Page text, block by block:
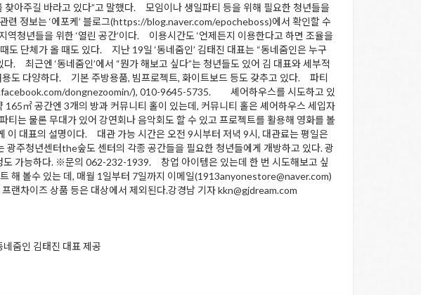
찾아주길 바라고 있다”고 말했다. 모임이나 생일파티 등을 위해 필요한 청년들을
정보는 ‘에포케’ 블로그(https://blog.naver.com/epocheboss)에서 확인할 수
년들을 위한 ‘열린 공간’이다. 이용시간도 ‘언제든지 이용한다고 하면 조율을
도 단체가 올 때도 있다. 지난 19일 ‘동네줌인’ 김태진 대표는 “동네줌인은 누구
. 최근엔 ‘동네줌인’에서 “뭔가 해보고 싶다”는 청년들도 있어 김 대표와 세부적
용도 다양하다. 기본 주방용품, 빔프로젝트, 화이트보드 등도 갖추고 있다. 파티
dongnezoomin/), 010-9645-5735. 셰어하우스를 시도하고 있
㎡ 공간엔 3개의 방과 커뮤니티 홀이 있는데, 커뮤니티 홀은 셰어하우스 세입자
는 물론 무대가 있어 강연회나 음악회도 할 수 있고 프로젝트를 활용해 영화를 볼
이 대표의 설명이다. 대관 가능 시간은 오전 9시부터 저녁 9시, 대관료는 평일은
청년센터the숲도 센터의 각종 공간들을 필요한 청년들에게 개방하고 있다. 광
가능하다. ※문의 062-232-1939. 창업 아이템은 있는데 한 번 시도해보고 싶
해 볼수 있는 데, 매월 1일부터 7일까지 이메일(1913anyonestore@naver.com)
랜차이즈 상품 등은 대상에서 제외된다.강경남 기자 kkn@gjdream.com
줌인 김태진 대표 제공